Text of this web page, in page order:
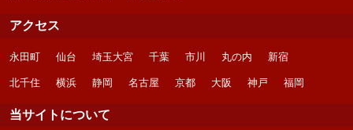
アクセス
永田町 仙台 埼玉大宮 千葉 市川 丸の内 新宿
北千住 横浜 静岡 名古屋 京都 大阪 神戸 福岡
当サイトについて